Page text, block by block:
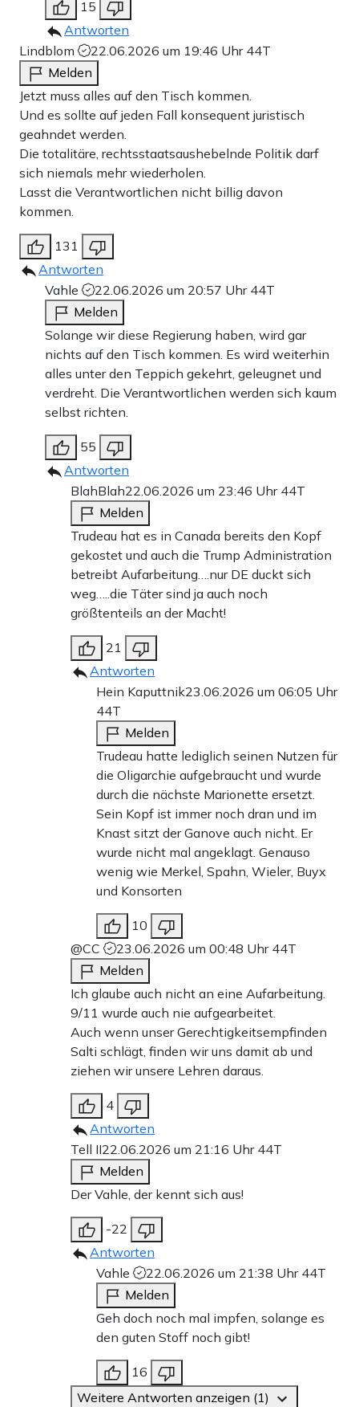
15
Antworten
Lindblom
22.06.2026 um 19:46 Uhr 44T
Melden
Jetzt muss alles auf den Tisch kommen.
Und es sollte auf jeden Fall konsequent juristisch
geahndet werden.
Die totalitäre, rechtsstaatsaushebelnde Politik darf
sich niemals mehr wiederholen.
Lasst die Verantwortlichen nicht billig davon
kommen.
131
Antworten
Vahle
22.06.2026 um 20:57 Uhr 44T
Melden
Solange wir diese Regierung haben, wird gar
nichts auf den Tisch kommen. Es wird weiterhin
alles unter den Teppich gekehrt, geleugnet und
verdreht. Die Verantwortlichen werden sich kaum
selbst richten.
55
Antworten
BlahBlah22.06.2026 um 23:46 Uhr 44T
Melden
Trudeau hat es in Canada bereits den Kopf
gekostet und auch die Trump Administration
betreibt Aufarbeitung….nur DE duckt sich
weg…..die Täter sind ja auch noch
größtenteils an der Macht!
21
Antworten
Hein Kaputtnik23.06.2026 um 06:05 Uhr
44T
Melden
Trudeau hatte lediglich seinen Nutzen für
die Oligarchie aufgebraucht und wurde
durch die nächste Marionette ersetzt.
Sein Kopf ist immer noch dran und im
Knast sitzt der Ganove auch nicht. Er
wurde nicht mal angeklagt. Genauso
wenig wie Merkel, Spahn, Wieler, Buyx
und Konsorten
10
@CC
23.06.2026 um 00:48 Uhr 44T
Melden
Ich glaube auch nicht an eine Aufarbeitung.
9/11 wurde auch nie aufgearbeitet.
Auch wenn unser Gerechtigkeitsempfinden
Salti schlägt, finden wir uns damit ab und
ziehen wir unsere Lehren daraus.
4
Antworten
Tell II22.06.2026 um 21:16 Uhr 44T
Melden
Der Vahle, der kennt sich aus!
-22
Antworten
Vahle
22.06.2026 um 21:38 Uhr 44T
Melden
Geh doch noch mal impfen, solange es
den guten Stoff noch gibt!
16
Weitere Antworten anzeigen (1)